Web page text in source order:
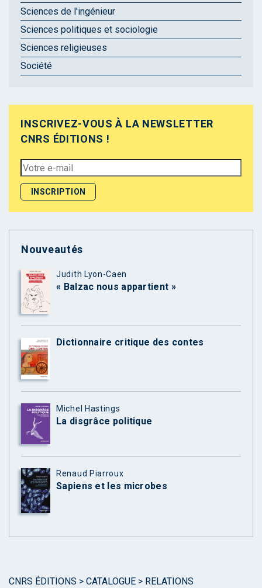
Sciences de l'ingénieur
Sciences politiques et sociologie
Sciences religieuses
Société
INSCRIVEZ-VOUS À LA NEWSLETTER
CNRS ÉDITIONS !
Nouveautés
Judith Lyon-Caen
« Balzac nous appartient »
Dictionnaire critique des contes
Michel Hastings
La disgrâce politique
Renaud Piarroux
Sapiens et les microbes
CNRS ÉDITIONS > CATALOGUE > RELATIONS